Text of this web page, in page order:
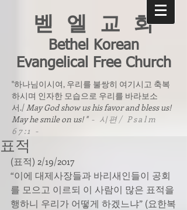
벧 엘 교 회
Bethel Korean
Evangelical Free Church
"하나님이시여, 우리를 불쌍히 여기시고 축복
하시며 인자한 모습으로 우리를 바라보소
서./May God show us his favor and bless us!
May he smile on us! " - 시편/ Psalm
67:1 -
표적
(표적) 2/19/2017
“이에 대제사장들과 바리새인들이 공회
를 모으고 이르되 이 사람이 많은 표적을
행하니 우리가 어떻게 하겠느냐” (요한복